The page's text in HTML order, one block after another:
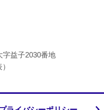
字益子2030番地